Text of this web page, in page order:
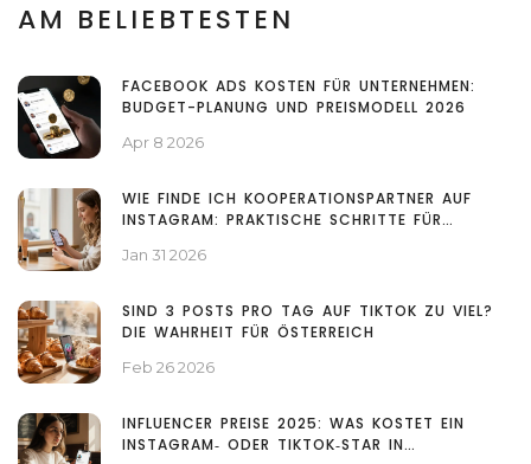
AM BELIEBTESTEN
FACEBOOK ADS KOSTEN FÜR UNTERNEHMEN:
BUDGET-PLANUNG UND PREISMODELL 2026
Apr 8 2026
WIE FINDE ICH KOOPERATIONSPARTNER AUF
INSTAGRAM: PRAKTISCHE SCHRITTE FÜR
Jan 31 2026
SIND 3 POSTS PRO TAG AUF TIKTOK ZU VIEL?
DIE WAHRHEIT FÜR ÖSTERREICH
Feb 26 2026
INFLUENCER PREISE 2025: WAS KOSTET EIN
INSTAGRAM‑ ODER TIKTOK‑STAR IN